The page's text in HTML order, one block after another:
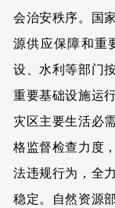
会治安秩序。国
源供应保障和重
设、水利等部门
重要基础设施运
灾区主要生活必
格监督检查力度
法违规行为，全
稳定。自然资源